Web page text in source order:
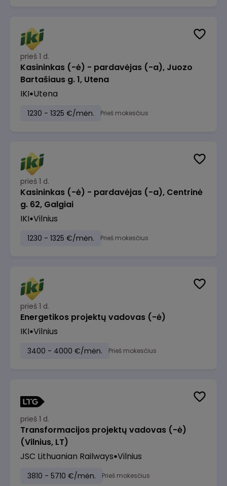
prieš 1 d.
Kasininkas (-ė) - pardavėjas (-a), Juozo
Bartašiaus g. 1, Utena
IKI Utena
1230 - 1325 €/mėn. Prieš mokesčius
prieš 1 d.
Kasininkas (-ė) - pardavėjas (-a), Centrinė
g. 62, Galgiai
IKI Vilnius
1230 - 1325 €/mėn. Prieš mokesčius
prieš 1 d.
Energetikos projektų vadovas (-ė)
IKI Vilnius
3400 - 4000 €/mėn. Prieš mokesčius
prieš 1 d.
Transformacijos projektų vadovas (-ė)
(Vilnius, LT)
JSC Lithuanian Railways Vilnius
3810 - 5710 €/mėn. Prieš mokesčius